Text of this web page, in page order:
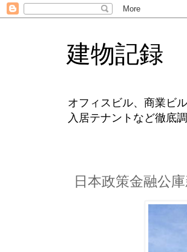
建物記録
オフィスビル、商業ビ
入居テナントなど徹底
日本政策金融公